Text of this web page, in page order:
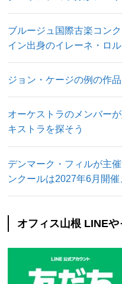
ブルージュ国際古楽コン
イン出身のイレーネ・ロ
ジョン・ケージの例の作
オーケストラのメンバー
キストラを探そう
デンマーク・フィルが主
ンクールは2027年6月開
オフィス山根 LINEや